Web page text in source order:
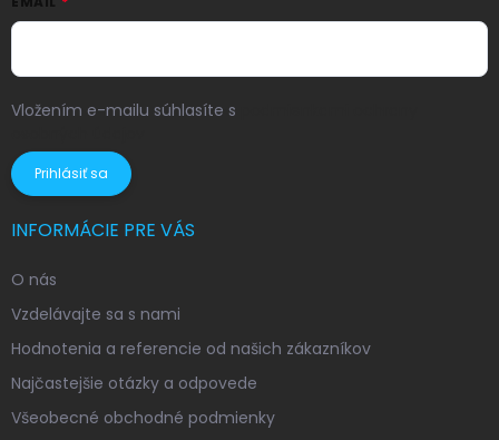
Vložením e-mailu súhlasíte s
Prihlásiť sa
INFORMÁCIE PRE VÁS
O nás
Vzdelávajte sa s nami
Hodnotenia a referencie od našich zákazníkov
Najčastejšie otázky a odpovede
Všeobecné obchodné podmienky